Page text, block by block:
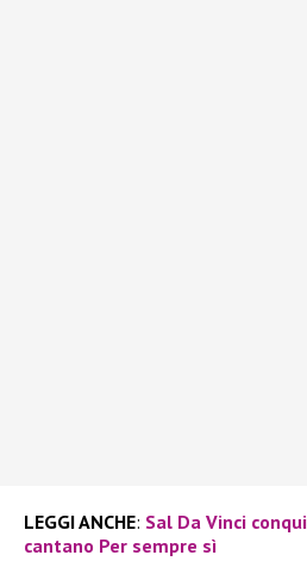
LEGGI ANCHE: Sal Da Vinci
cantano Per sempre sì